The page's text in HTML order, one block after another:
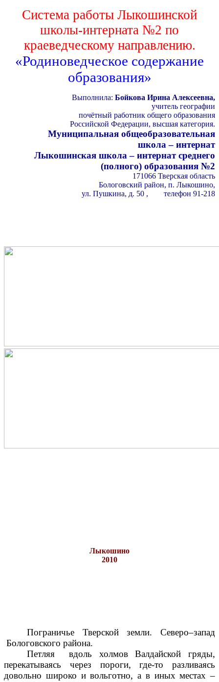
Система работы Лыкошинской
школы-интерната №2 по
краеведческому направлению.
«Родиноведческое содержание
образования»
Выполнила: Бойкова Ирина Алексеевна,
учитель географии
работник общего образования
Российской Федерации, высшая категория.
общеобразовательная
школа – интернат
школа – интернат среднего
(полного) образования №2
171066 Тверская область
Бологовский район, п. Лыкошино,
ул. Пушкина, д. 50 , телефон 91-218
Лыкошино
2010
Пограничье Тверской земли. Северо–запад
Бологовского района.
Петляя вдоль холмов Валдайской гряды,
перекатываясь через пороги, где-то разливаясь
довольно широко и вольготно, а в иных местах –